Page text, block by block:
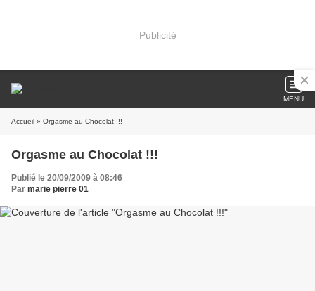
Publicité
MENU
Accueil » Orgasme au Chocolat !!!
Orgasme au Chocolat !!!
Publié le 20/09/2009 à 08:46
Par marie pierre 01